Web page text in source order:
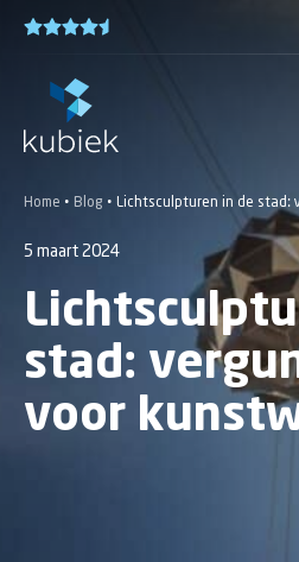
Home • Blog • Lichtsculpturen in de stad:
5 maart 2024
stad:
voor